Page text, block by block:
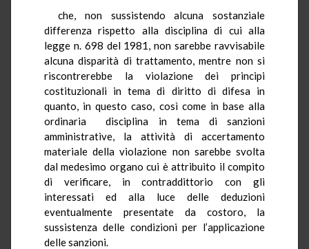
che, non sussistendo alcuna sostanziale
differenza rispetto alla disciplina di cui alla
legge n. 698 del 1981, non sarebbe ravvisabile
alcuna disparità di trattamento, mentre non si
riscontrerebbe la violazione dei principi
costituzionali in tema di diritto di difesa in
quanto, in questo caso, così come in base alla
ordinaria disciplina in tema di sanzioni
amministrative, la attività di accertamento
materiale della violazione non sarebbe svolta
dal medesimo organo cui è attribuito il compito
di verificare, in contraddittorio con gli
interessati ed alla luce delle deduzioni
eventualmente presentate da costoro, la
sussistenza delle condizioni per l’applicazione
delle sanzioni.